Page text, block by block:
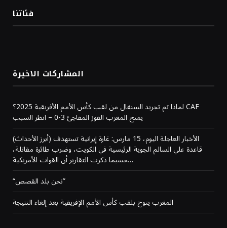
فئاتنا
المشاركات الاخيرة
لماذا تم تجريد السنغال من لقب كأس الأمم الأفريقية 2025؟ CAF
يمنح المغرب الفوز المفاجئ 3-0 – انظر السبب
(أبرز الأحداث) الأخبار العاجلة اليوم، 15 مارس: غارة إيرانية تستهدف
قاعدة علي السالم الجوية الرئيسية في الكويت، وضرب طائرة مقاتلة،
حسبما ذكرت التقارير أن القوات الأمريكية…
“نحن بلد القصص”
المغرب يتوج بلقب كأس الأمم الإفريقية بعد إلغاء النتيجة